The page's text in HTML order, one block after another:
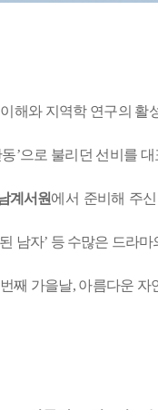
해와 지역학 연구의
’으로 불리던 선비를
계서원에서 준비해 주
남자’ 등 수많은 드라
째 가을날, 아름다운 자